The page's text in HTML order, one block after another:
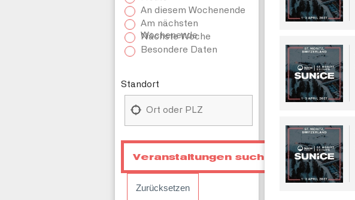
An diesem Wochenende
Am nächsten
Wochenende
Nächste Woche
Besondere Daten
Standort
Zurücksetzen